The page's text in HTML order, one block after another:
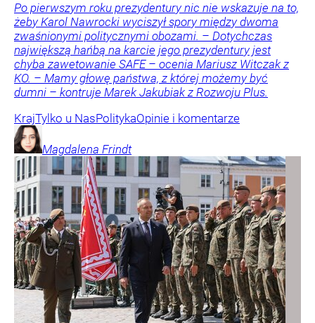
Po pierwszym roku prezydentury nic nie wskazuje na to,
żeby Karol Nawrocki wyciszył spory między dwoma
zwaśnionymi politycznymi obozami. – Dotychczas
największą hańbą na karcie jego prezydentury jest
chyba zawetowanie SAFE – ocenia Mariusz Witczak z
KO. – Mamy głowę państwa, z której możemy być
dumni – kontruje Marek Jakubiak z Rozwoju Plus.
KrajTylko u NasPolitykaOpinie i komentarze
Magdalena Frindt